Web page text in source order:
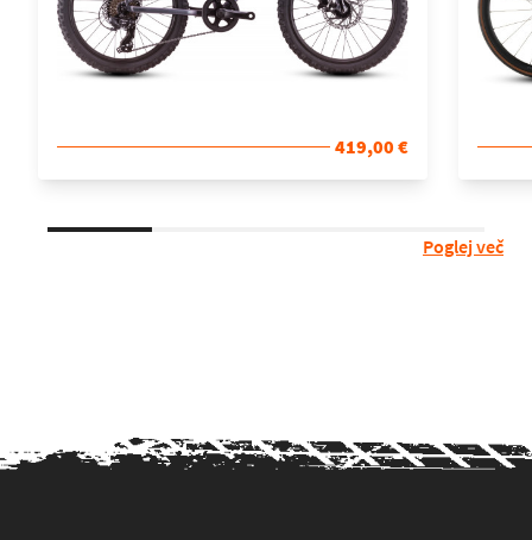
419,00 €
Poglej več